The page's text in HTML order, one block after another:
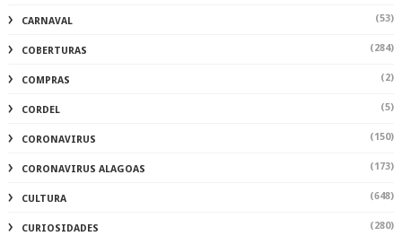
CARNAVAL (53)
COBERTURAS (284)
COMPRAS (2)
CORDEL (5)
CORONAVIRUS (150)
CORONAVIRUS ALAGOAS (173)
CULTURA (648)
CURIOSIDADES (280)